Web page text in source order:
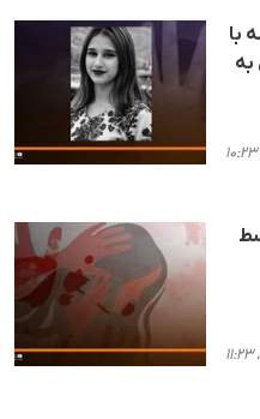
کودک ۱۵ ساله با
به